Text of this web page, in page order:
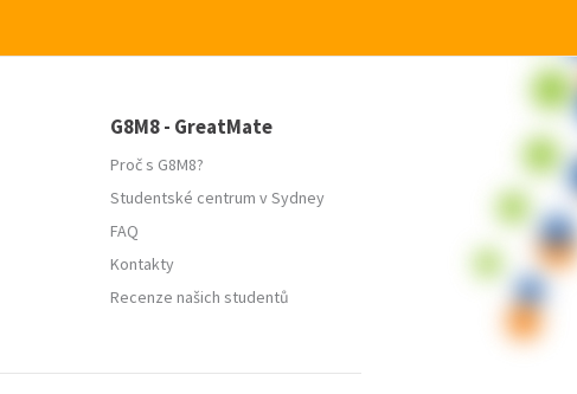
G8M8 - GreatMate
Proč s G8M8?
Studentské centrum v Sydney
FAQ
Kontakty
Recenze našich studentů